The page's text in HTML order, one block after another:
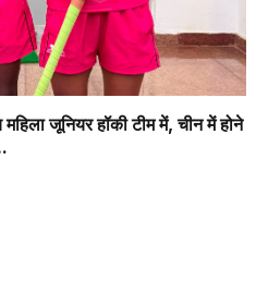
जूनियर हॉकी टीम में, चीन में होने